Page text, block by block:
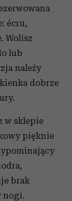
écru,
Wolisz
lub
należy
dobrze
w sklepie
pięknie
brak
nogi.